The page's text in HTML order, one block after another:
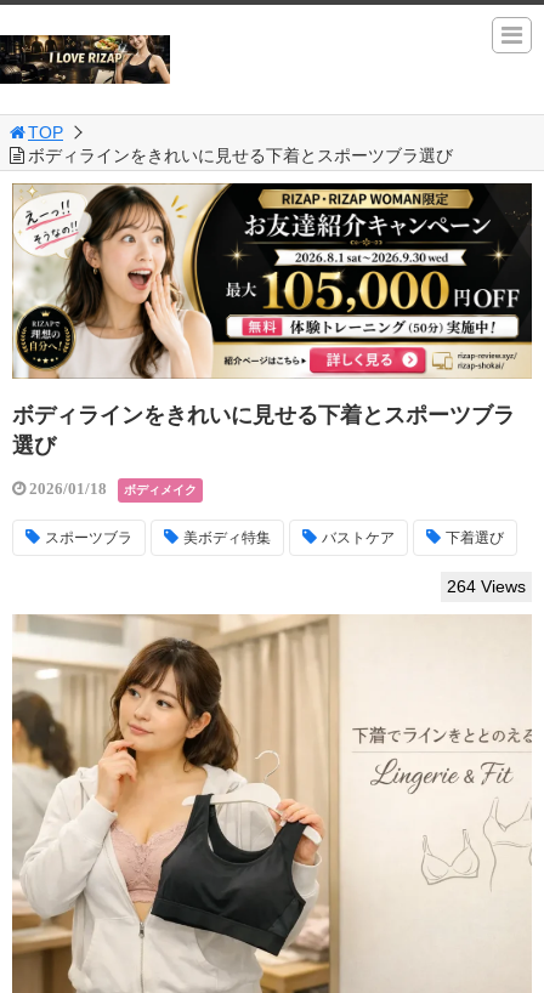
TOP
ボディラインをきれいに見せる下着とスポーツブラ選び
ボディラインをきれいに見せる下着とスポーツブラ
選び
2026/01/18 ボディメイク
スポーツブラ 美ボディ特集 バストケア 下着選び
264 Views